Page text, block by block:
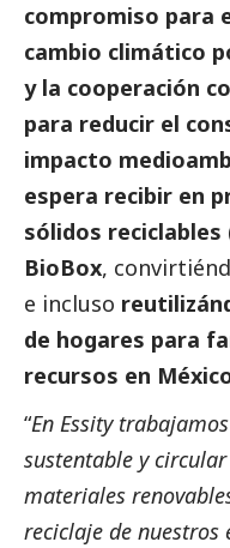
compromiso para
cambio climático
y la cooperación
para reducir el
impacto
espera recibir en
sólidos reciclables
BioBox,
e incluso
de hogares para
recursos en
“En Essity
sustentable y
materiales
reciclaje de nuestros